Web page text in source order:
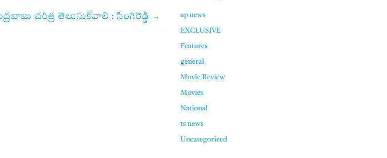
చరిత్ర తెలుసుకోవాలి : సింగిరెడ్డి → ap news
EXCLUSIVE
Features
general
Movie Review
Movies
National
ts news
Uncategorized